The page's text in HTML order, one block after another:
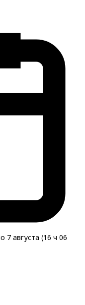
7 августа (16 ч 06